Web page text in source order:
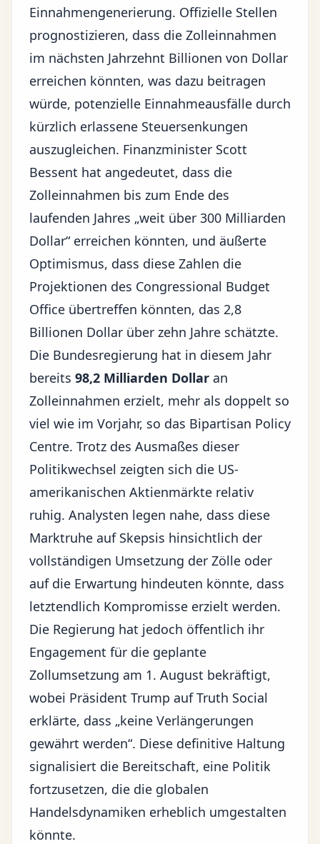
Einnahmengenerierung. Offizielle Stellen
prognostizieren, dass die Zolleinnahmen
im nächsten Jahrzehnt Billionen von Dollar
erreichen könnten, was dazu beitragen
würde, potenzielle Einnahmeausfälle durch
kürzlich erlassene Steuersenkungen
auszugleichen. Finanzminister Scott
Bessent hat angedeutet, dass die
Zolleinnahmen bis zum Ende des
laufenden Jahres „weit über 300 Milliarden
Dollar“ erreichen könnten, und äußerte
Optimismus, dass diese Zahlen die
Projektionen des Congressional Budget
Office übertreffen könnten, das 2,8
Billionen Dollar über zehn Jahre schätzte.
Die Bundesregierung hat in diesem Jahr
bereits 98,2 Milliarden Dollar an
Zolleinnahmen erzielt, mehr als doppelt so
viel wie im Vorjahr, so das Bipartisan Policy
Centre. Trotz des Ausmaßes dieser
Politikwechsel zeigten sich die US-
amerikanischen Aktienmärkte relativ
ruhig. Analysten legen nahe, dass diese
Marktruhe auf Skepsis hinsichtlich der
vollständigen Umsetzung der Zölle oder
auf die Erwartung hindeuten könnte, dass
letztendlich Kompromisse erzielt werden.
Die Regierung hat jedoch öffentlich ihr
Engagement für die geplante
Zollumsetzung am 1. August bekräftigt,
wobei Präsident Trump auf Truth Social
erklärte, dass „keine Verlängerungen
gewährt werden“. Diese definitive Haltung
signalisiert die Bereitschaft, eine Politik
fortzusetzen, die die globalen
Handelsdynamiken erheblich umgestalten
könnte.